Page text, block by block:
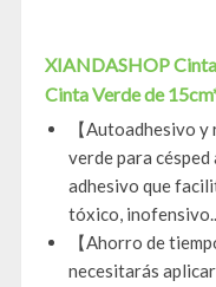
XIANDASHOP
Cinta Verde de
【Autoadhesivo
verde para
adhesivo que
tóxico,
【Ahorro de
necesitarás